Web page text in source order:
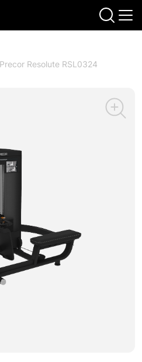
Resolute RSL0324